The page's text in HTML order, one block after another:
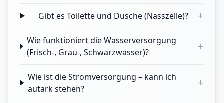
Gibt es Toilette und Dusche (Nasszelle)? +
Wie funktioniert die Wasserversorgung
(Frisch-, Grau-, Schwarzwasser)?
+
Wie ist die Stromversorgung – kann ich
autark stehen?
+